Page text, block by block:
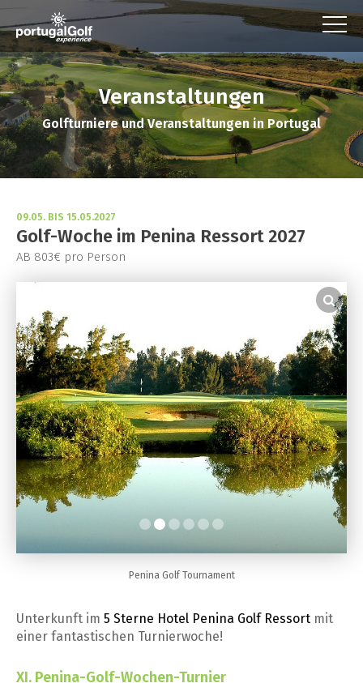
Veranstaltungen
Golfturniere und Veranstaltungen in Portugal
09.05. BIS 15.05.2027
Golf-Woche im Penina Ressort 2027
AB 803€ pro Person
Penina Golf Tournament
Unterkunft im 5 Sterne Hotel Penina Golf Ressort mit
einer fantastischen Turnierwoche!
XI. Penina-Golf-Wochen-Turnier